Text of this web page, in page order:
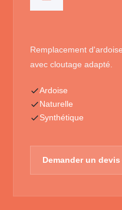
Remplacement
avec cloutage adapté.
Ardoise
Naturelle
Synthétique
Demander un devis